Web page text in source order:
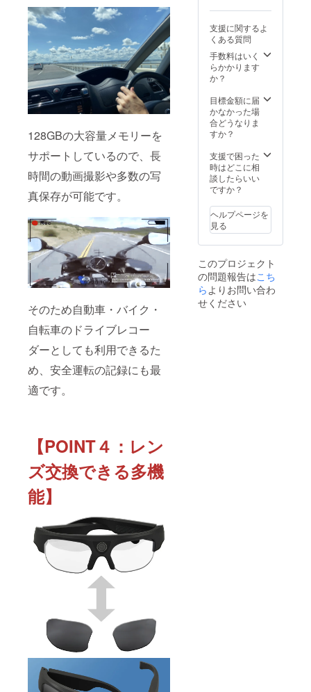
128GBの大容量メモリーを
サポートしているので、長
時間の動画撮影や多数の写
真保存が可能です。
そのため自動車・バイク・
自転車のドライブレコー
ダーとしても利用できるた
め、安全運転の記録にも最
適です。
【POINT４：レン
ズ交換できる多機
能】
支援に関するよ
くある質問
手数料はいく
らかかります
か？
目標金額に届
かなかった場
合どうなりま
すか？
支援で困った
時はどこに相
談したらいい
ですか？
ヘルプページを
見る
このプロジェクト
の問題報告はこち
ら よりお問い合わ
せください